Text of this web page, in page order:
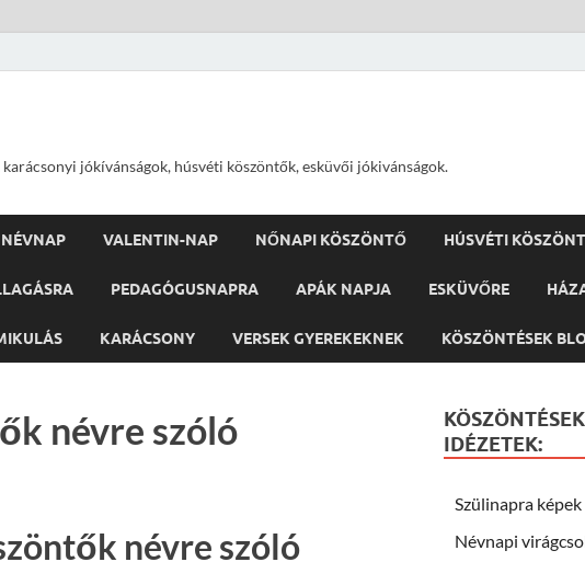
jókívánságok, húsvéti köszöntők, esküvői jókivánságok.
NÉVNAP VALENTIN-NAP NŐNAPI KÖSZÖNTŐ HÚSVÉTI
PEDAGÓGUSNAPRA APÁK NAPJA ESKÜVŐRE
KARÁCSONY VERSEK GYEREKEKNEK KÖSZÖNTÉSEK
névre szóló
névre szóló
IDÉZETEK:
Szülinapra képek
Névnapi